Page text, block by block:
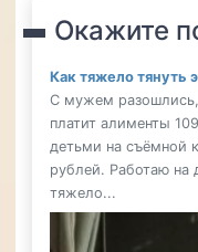
Окажите
Как тяжело тянуть
С мужем разошлись,
платит алименты
детьми на съёмной
рублей. Работаю на
тяжело...